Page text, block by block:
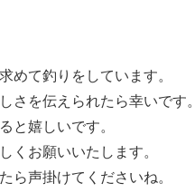
めて釣りをしています。
さを伝えられたら幸いです。
と嬉しいです。
くお願いいたします。
ら声掛けてくださいね。